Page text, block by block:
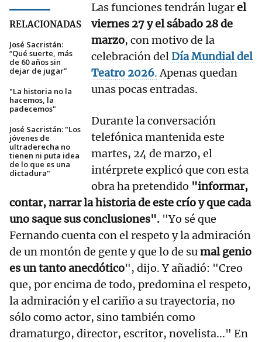
RELACIONADAS
José Sacristán:
“Qué suerte, más
de 60 años sin
dejar de jugar”
"La historia no la
hacemos, la
padecemos"
José Sacristán: "Los
jóvenes de
ultraderecha no
tienen ni puta idea
de lo que es una
dictadura"
Las funciones tendrán lugarel
viernes 27 y el sábado 28 de
marzo, con motivo de la
celebración delDía Mundial del
Teatro 2026.Apenas quedan
unas pocas entradas.
Durante la conversación
telefónica mantenida este
martes, 24 de marzo, el
intérprete explicó que con esta
obra ha pretendido "informar,
contar, narrar la historia de este crío y que cada
uno saque sus conclusiones". "Yo sé que
Fernando cuenta con el respeto y la admiración
de un montón de gente y que lo de sumal genio
es un tanto anecdótico", dijo. Y añadió: "Creo
que, por encima de todo, predomina el respeto,
la admiración y el cariño a su trayectoria, no
sólo como actor, sino también como
dramaturgo, director, escritor, novelista..." En